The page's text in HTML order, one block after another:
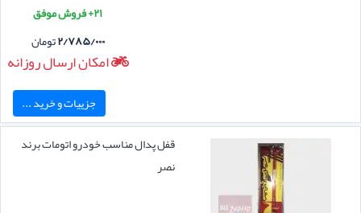
۲۱+ فروش موفق
۲/۷۸۵/۰۰۰تومان
امکان ارسال روزانه
جزییات و خرید ...
قفل پدال مناسب خودرو اتومات برند
نصر